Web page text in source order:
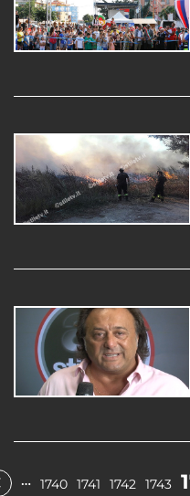
… 1740 1741 1742 1743